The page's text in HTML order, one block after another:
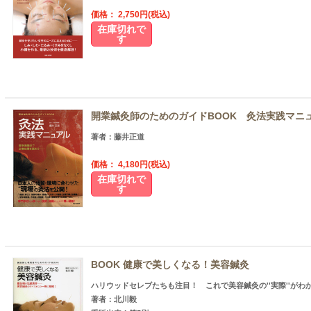
価格： 2,750円(税込)
在庫切れで
す
開業鍼灸師のためのガイドBOOK 灸法実践マニ
著者：藤井正道
価格： 4,180円(税込)
在庫切れで
す
BOOK 健康で美しくなる！美容鍼灸
ハリウッドセレブたちも注目！ これで美容鍼灸の''実際''がわ
著者：北川毅